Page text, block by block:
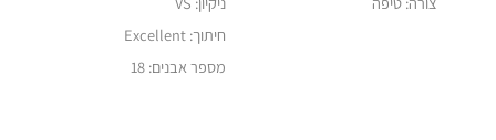
חיתוך: Excellent
מספר אבנים: 18